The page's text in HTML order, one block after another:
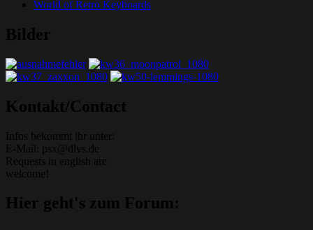
World of Retro Keyboards
Bilder
Kontakt/Contact
Infos bekommt ihr unter:
E-Mail: psx@dlvs.de
Requests in english are
welcome!
Hier geht's zum Forum: